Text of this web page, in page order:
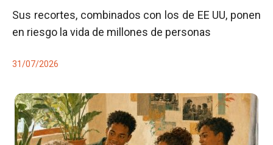
Sus recortes, combinados con los de EE UU, ponen
en riesgo la vida de millones de personas
31/07/2026